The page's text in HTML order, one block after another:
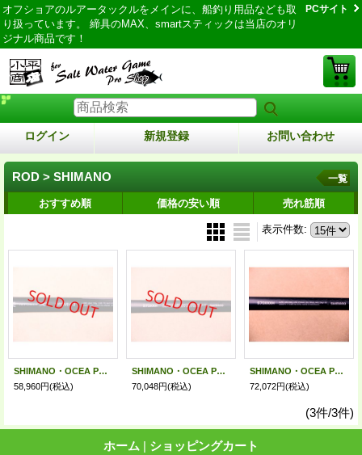
オフショアのルアータックルをメインに、船釣り用品なども取
り扱っています。 締具のMAX、smartスティックは当店のオリ
ジナル商品です！
PCサイト
ログイン 新規登録 お問い合わせ
ROD > SHIMANO 一覧
おすすめ順 価格の安い順 売れ筋順
表示件数:
SHIMANO・OCEA PLUGGER FULL THROTTLE S83MH-3
58,960円(税込)
SHIMANO・OCEA PLUGGER BG BLUEFIN TUNA S73XXH
70,048円(税込)
SHIMANO・OCEA PLUGGER BG BLUEFIN TUNA S70XXXH
72,072円(税込)
(3件/3件)
ホーム | ショッピングカート